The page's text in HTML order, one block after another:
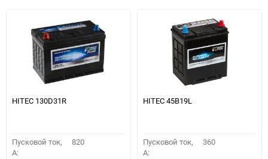
HITEC 130D31R
Пусковой ток,
A:
820
HITEC 45B19L
Пусковой ток,
A:
360